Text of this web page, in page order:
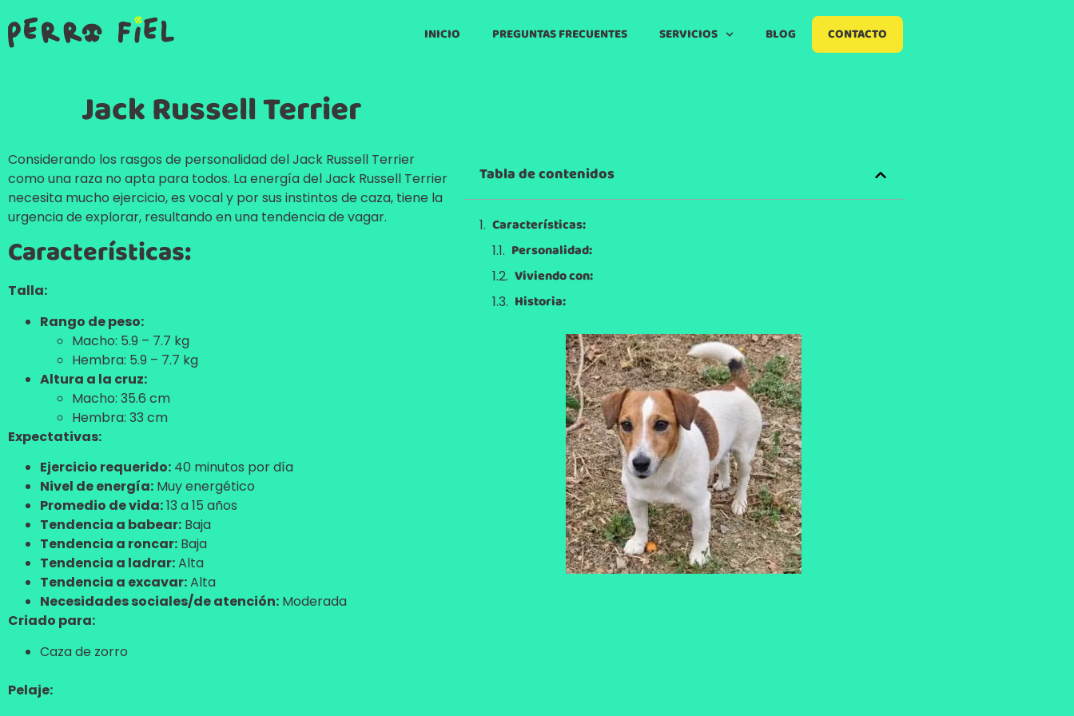
INICIO PREGUNTAS FRECUENTES SERVICIOS BLOG CONTACTO
Jack Russell Terrier
Considerando los rasgos de personalidad del Jack Russell Terrier
como una raza no apta para todos. La energía del Jack Russell Terrier
necesita mucho ejercicio, es vocal y por sus instintos de caza, tiene la
urgencia de explorar, resultando en una tendencia de vagar.
Características:
Talla:
Rango de peso:
Macho: 5.9 – 7.7 kg
Hembra: 5.9 – 7.7 kg
Altura a la cruz:
Macho: 35.6 cm
Hembra: 33 cm
Expectativas:
Ejercicio requerido: 40 minutos por día
Nivel de energía: Muy energético
Promedio de vida:13 a 15 años
Tendencia a babear: Baja
Tendencia a roncar: Baja
Tendencia a ladrar:Alta
Tendencia a excavar:Alta
Necesidades sociales/de atención: Moderada
Criado para:
Caza de zorro
Pelaje:
Tabla de contenidos
Características:
Personalidad:
Viviendo con:
Historia: